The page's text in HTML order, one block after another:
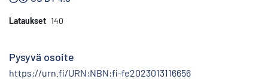
Lataukset 140
Pysyvä osoite
https://urn.fi/URN:NBN:fi-fe2023013116656